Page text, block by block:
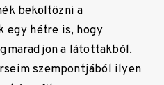
beköltözni a
egy hétre is, hogy
a látottakból.
szempontjából ilyen